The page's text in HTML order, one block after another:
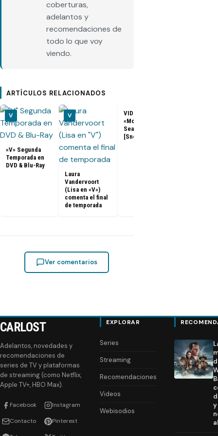
coberturas,
adelantos y
recomendaciones de
todo lo que voy
viendo.
ARTÍCULOS RELACIONADOS
V
«V» Segunda
Temporada en
DVD & Blu-Ray
V
Laura
Vandervoort
(Lisa en «V»)
comenta el final
de temporada
VIDEOS – V 2x10
«Mother’s Day»
Season Finale
[Sneak Peeks]
Ver comentarios
CARLOST
Adelantos, novedades y
recomendaciones de
series de TV y plataformas
de streaming (como Netflix,
Apple TV+, HBO Max).
Facebook Instagram
Contacto Pinterest
EXPLORAR
Series
Streaming
Recomendaciones
Videos
Webisodios
y